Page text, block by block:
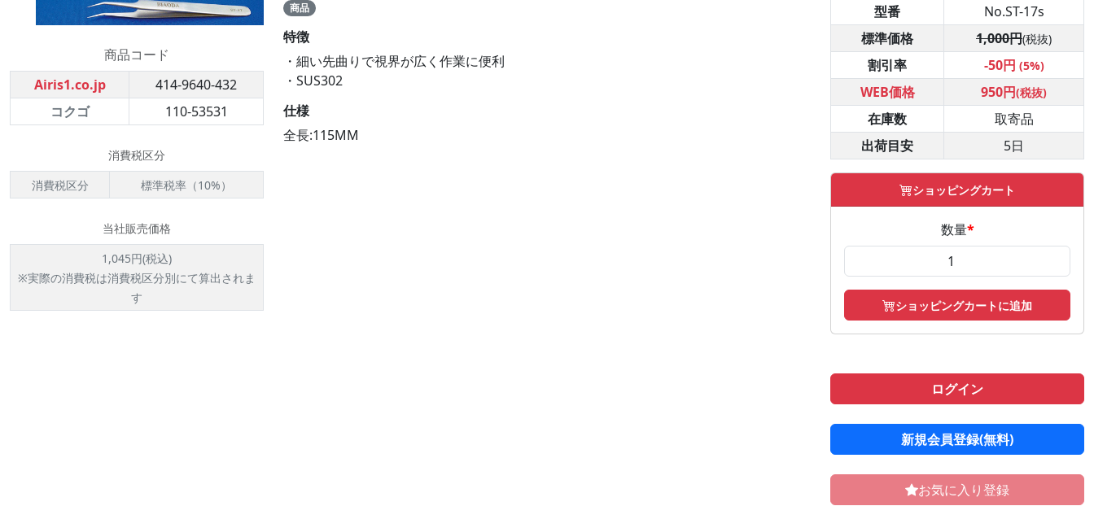
商品コード
Airis1.co.jp
414-9640-432
コクゴ
110-53531
消費税区分
消費税区分
標準税率（10%）
当社販売価格
1,045円(税込)
※実際の消費税は消費税区分別にて算出されま
す
商品
特徴
・細い先曲りで視界が広く作業に便利
・SUS302
仕様
全長:115MM
型番
No.ST-17s
標準価格
1,000円(税抜)
割引率 -50円 (5%)
WEB価格 950円(税抜)
在庫数
取寄品
出荷目安
5日
ショッピングカート
数量*
ショッピングカートに追加
ログイン
新規会員登録(無料)
お気に入り登録